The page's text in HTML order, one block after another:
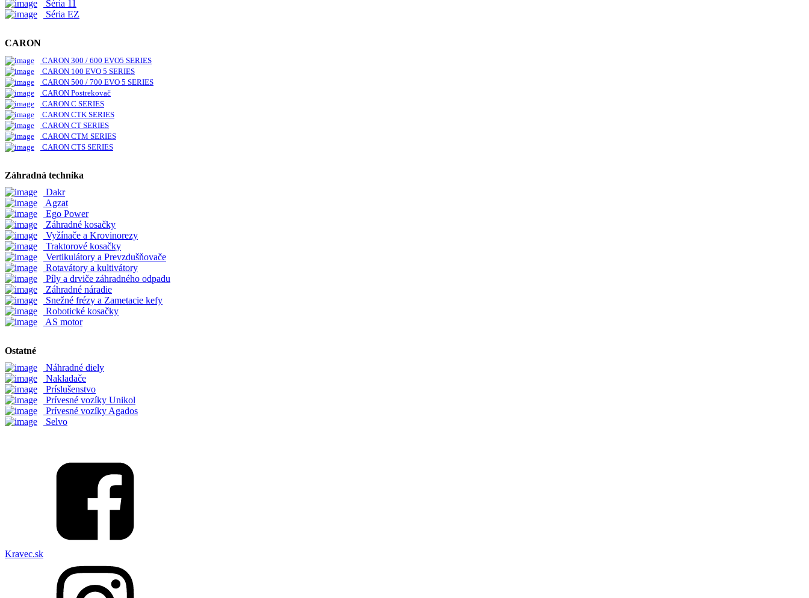
Séria 11
Séria EZ
CARON
CARON 300 / 600 EVO5 SERIES
CARON 100 EVO 5 SERIES
CARON 500 / 700 EVO 5 SERIES
CARON Postrekovač
CARON C SERIES
CARON CTK SERIES
CARON CT SERIES
CARON CTM SERIES
CARON CTS SERIES
Záhradná technika
Dakr
Agzat
Ego Power
Záhradné kosačky
Vyžínače a Krovinorezy
Traktorové kosačky
Vertikulátory a Prevzdušňovače
Rotavátory a kultivátory
Píly a drviče záhradného odpadu
Záhradné náradie
Snežné frézy a Zametacie kefy
Robotické kosačky
AS motor
Ostatné
Náhradné diely
Nakladače
Príslušenstvo
Prívesné vozíky Unikol
Prívesné vozíky Agados
Selvo
Kravec.sk